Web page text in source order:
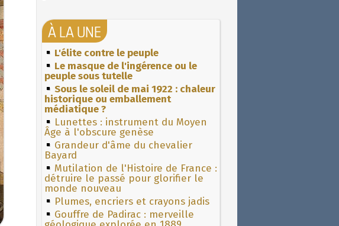
À LA UNE
L'élite contre le peuple
Le masque de l'ingérence ou le
peuple sous tutelle
Sous le soleil de mai 1922 : chaleur
historique ou emballement
médiatique ?
Lunettes : instrument du Moyen
Âge à l'obscure genèse
Grandeur d'âme du chevalier
Bayard
Mutilation de l'Histoire de France :
détruire le passé pour glorifier le
monde nouveau
Plumes, encriers et crayons jadis
Gouffre de Padirac : merveille